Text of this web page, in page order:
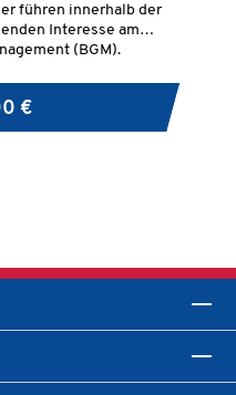
führen innerhalb der
Interesse am
(BGM).
€